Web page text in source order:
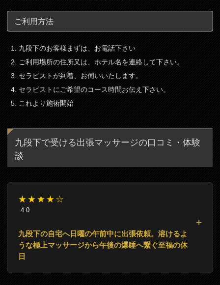
ご利用方法
九段下のお客様まずは、お電話下さい
ご利用場所の住所又は、ホテル名を連絡して下さい。
セラピストが到着、お伺いいたします。
セラピストにご希望のコース時間お伝え下さい。
これより施術開始
九段下で受ける出張マッサージの口コミ・体験
談
★★★★☆
4.0
九段下の自宅へ日曜の午前中に出張依頼。溶けるよ
うな極上マッサージから午後の爆睡へ繋ぐ至福の休
日